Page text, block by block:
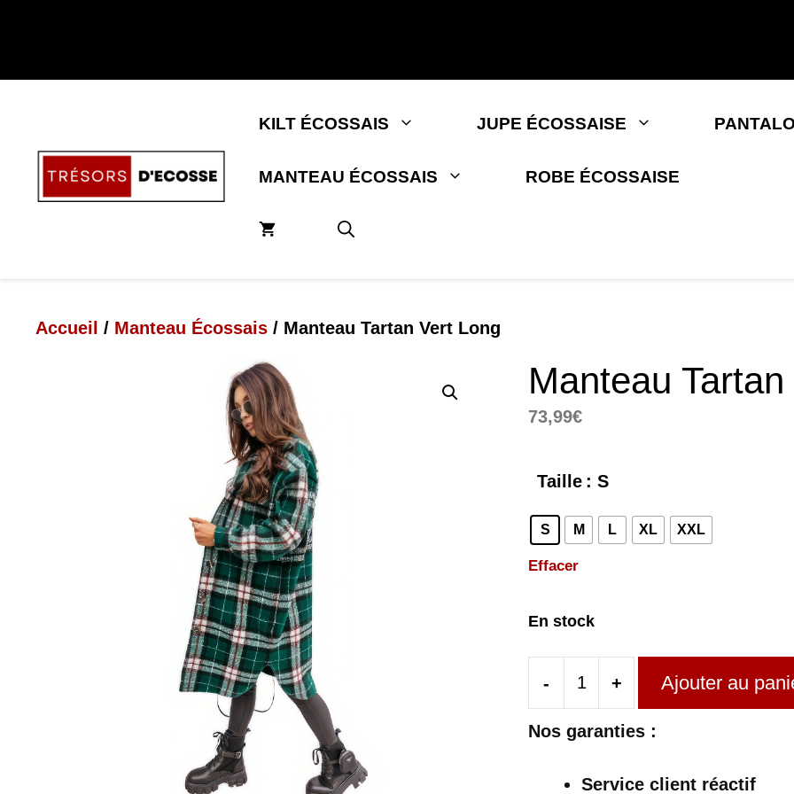
KILT ÉCOSSAIS JUPE ÉCOSSAISE
MANTEAU ÉCOSSAIS ROBE ÉCOSSAISE
Accueil / Manteau Écossais / Manteau Tartan Vert Long
Manteau
73,99€
Taille : S
S M L XL XXL
Effacer
En stock
-
quantité
de
+ Ajouter au
Nos garanties :
Service client réactif